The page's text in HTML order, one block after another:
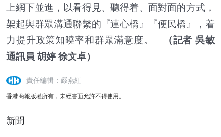
上網下並進，以看得見、聽得着、面對面的方式，
架起與群眾溝通聯繫的『連心橋』『便民橋』，着
力提升政策知曉率和群眾滿意度。」
（記者 吳敏
通訊員 胡婷 徐文卓）
責任編輯：嚴燕紅
香港商報版權所有，未經書面允許不得使用。
新聞